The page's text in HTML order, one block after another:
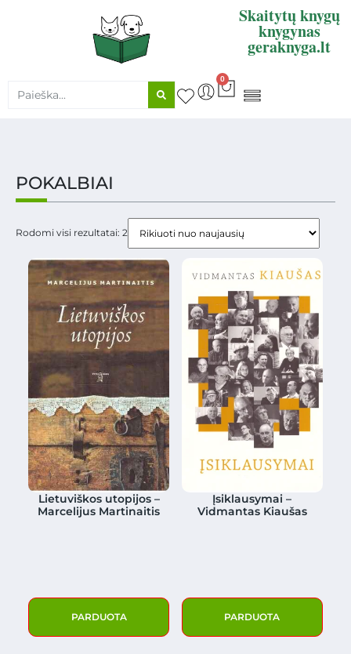
Skaitytų knygų
knygynas
geraknyga.lt
0
POKALBIAI
Rodomi visi rezultatai: 2
Lietuviškos utopijos –
Marcelijus Martinaitis
PARDUOTA
Įsiklausymai –
Vidmantas Kiaušas
PARDUOTA